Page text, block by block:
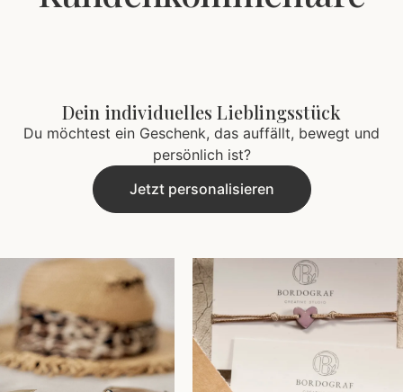
Dein individuelles Lieblingsstück
Du möchtest ein Geschenk, das auffällt, bewegt und
persönlich ist?
Jetzt personalisieren